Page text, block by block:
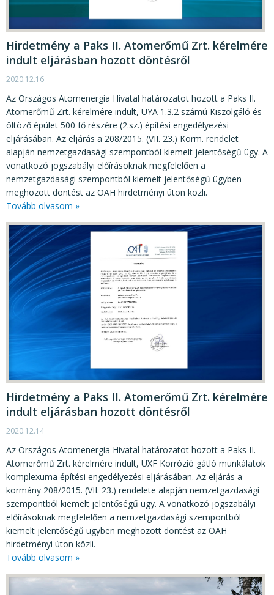
Hirdetmény a Paks II. Atomerőmű Zrt. kérelmére
indult eljárásban hozott döntésről
2020.12.16
Az Országos Atomenergia Hivatal határozatot hozott a Paks II.
Atomerőmű Zrt. kérelmére indult, UYA 1.3.2 számú Kiszolgáló és
öltöző épület 500 fő részére (2.sz.) építési engedélyezési
eljárásában. Az eljárás a 208/2015. (VII. 23.) Korm. rendelet
alapján nemzetgazdasági szempontból kiemelt jelentőségű ügy. A
vonatkozó jogszabályi előírásoknak megfelelően a
nemzetgazdasági szempontból kiemelt jelentőségű ügyben
meghozott döntést az OAH hirdetményi úton közli.
Tovább olvasom »
Hirdetmény a Paks II. Atomerőmű Zrt. kérelmére
indult eljárásban hozott döntésről
2020.12.14
Az Országos Atomenergia Hivatal határozatot hozott a Paks II.
Atomerőmű Zrt. kérelmére indult, UXF Korrózió gátló munkálatok
komplexuma építési engedélyezési eljárásában. Az eljárás a
kormány 208/2015. (VII. 23.) rendelete alapján nemzetgazdasági
szempontból kiemelt jelentőségű ügy. A vonatkozó jogszabályi
előírásoknak megfelelően a nemzetgazdasági szempontból
kiemelt jelentőségű ügyben meghozott döntést az OAH
hirdetményi úton közli.
Tovább olvasom »